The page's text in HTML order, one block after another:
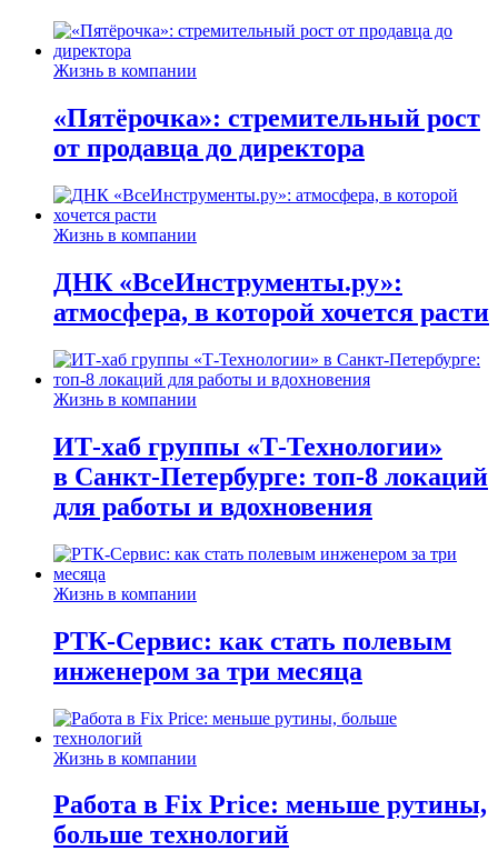
Жизнь в компании
«Пятёрочка»: стремительный рост
от продавца до директора
Жизнь в компании
ДНК «ВсеИнструменты.ру»:
атмосфера, в которой хочется расти
Жизнь в компании
ИТ-хаб группы «Т-Технологии»
в Санкт-Петербурге: топ-8 локаций
для работы и вдохновения
Жизнь в компании
РТК-Сервис: как стать полевым
инженером за три месяца
Жизнь в компании
Работа в Fix Price: меньше рутины,
больше технологий